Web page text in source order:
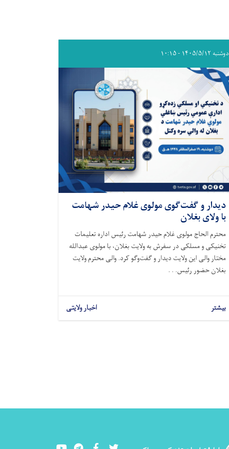
دوشنبه ۱۴۰۵/۵/۱۲ - ۱۰:۱۵
دیدار و گفت‌گوی مولوی غلام حیدر شهامت
با ولای بغلان
محترم الحاج مولوی غلام حیدر شهامت رئیس اداره تعلیمات
تخنیکی و مسلکی در سفرش به ولایت بغلان، با مولوی عبدالله
مختار والی این ولایت دیدار و گفت‌وگو کرد. والی محترم ولایت
بغلان حضور رئیس. . .
بیشتر اخبار ولایتی
YoutubeLinkedInFacebook Twitter